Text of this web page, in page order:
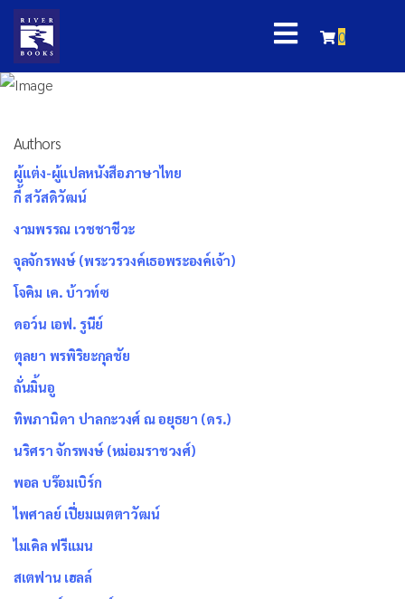
0
Authors
ผู้แต่ง-ผู้แปลหนังสือภาษาไทย
กี้ สวัสดิวัฒน์
งามพรรณ เวชชาชีวะ
จุลจักรพงษ์ (พระวรวงค์เธอพระองค์เจ้า)
โจคิม เค. บ้าวท์ซ
ดอว์น เอฟ. รูนีย์
ตุลยา พรพิริยะกุลชัย
ถั่นมิ้นอู
ทิพภานิดา ปาลกะวงศ์ ณ อยุธยา (ดร.)
นริศรา จักรพงษ์ (หม่อมราชวงศ์)
พอล บร๊อมเบิร์ก
ไพศาลย์ เปี่ยมเมตตาวัฒน์
ไมเคิล ฟรีแมน
สเตฟาน เฮลล์